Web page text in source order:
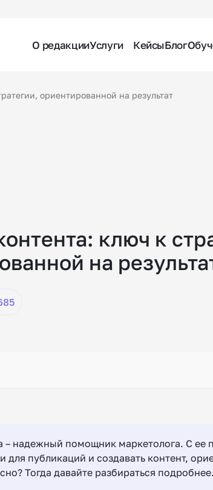
О редакцииУслуги КейсыБлог
ориентированной на результат
ключ к
на
– надежный помощник маркетолога. С
для публикаций и создавать контент,
Тогда давайте разбираться подробнее.